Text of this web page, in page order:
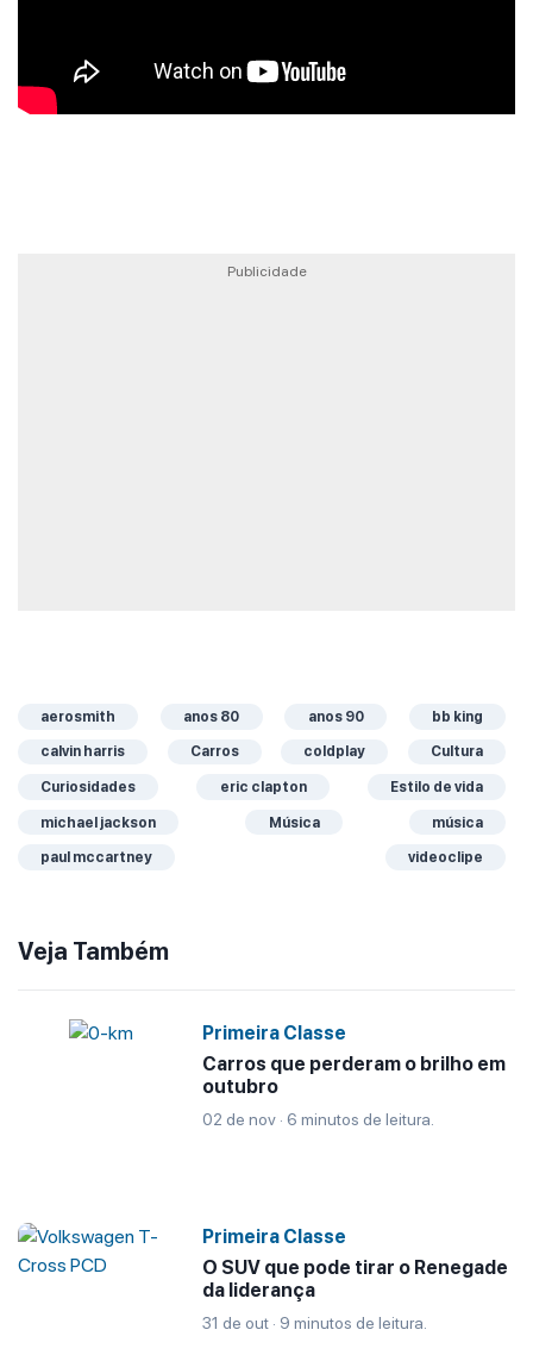
Publicidade
aerosmith anos 80 anos 90 bb king
calvin harris Carros coldplay Cultura
Curiosidades eric clapton Estilo de vida
michael jackson Música música
paul mccartney videoclipe
Veja Também
Primeira Classe
Carros que perderam o brilho em
outubro
02 de nov · 6 minutos de leitura.
Primeira Classe
O SUV que pode tirar o Renegade
da liderança
31 de out · 9 minutos de leitura.